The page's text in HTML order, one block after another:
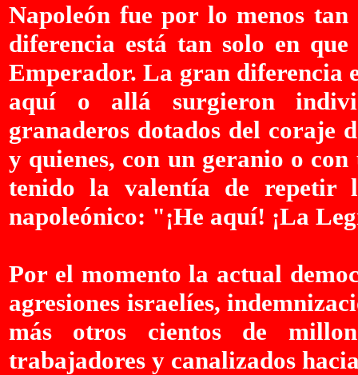
Napoleón fue por lo menos
diferencia está tan solo en
Emperador. La gran diferencia
aquí o allá surgieron
granaderos dotados del coraje
y quienes, con un geranio o
tenido la valentía de repetir
napoleónico: "¡He aquí! ¡La
Por el momento la actual
agresiones israelíes,
más otros cientos de
trabajadores y canalizados